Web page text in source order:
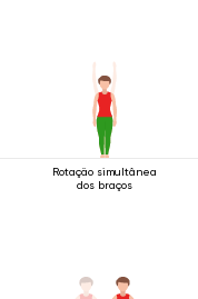
Rotação simultânea
dos braços